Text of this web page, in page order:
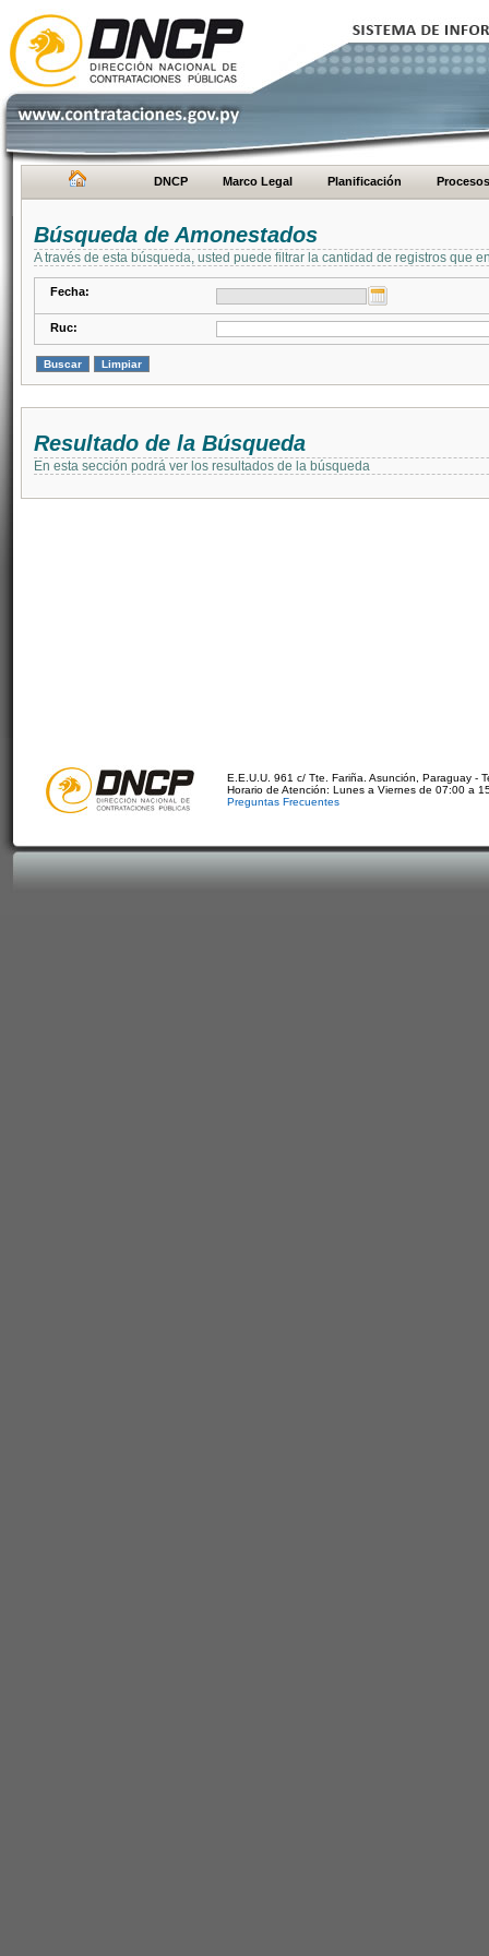
DNCP Marco Legal Planificación Procesos
Búsqueda de Amonestados
A través de esta búsqueda, usted puede filtrar la cantidad de registros que
Fecha:
Ruc:
Resultado de la Búsqueda
En esta sección podrá ver los resultados de la búsqueda
E.E.U.U. 961 c/ Tte. Fariña. Asunción, Paraguay -
Horario de Atención: Lunes a Viernes de 07:00 a
Preguntas Frecuentes